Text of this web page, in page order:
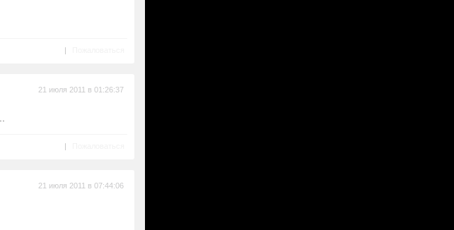
|
21 июля 2011 в 01:26:37
|
21 июля 2011 в 07:44:06